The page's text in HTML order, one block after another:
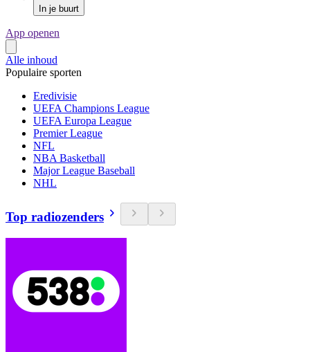
In je buurt
App openen
Alle inhoud
Populaire sporten
Eredivisie
UEFA Champions League
UEFA Europa League
Premier League
NFL
NBA Basketball
Major League Baseball
NHL
Top radiozenders